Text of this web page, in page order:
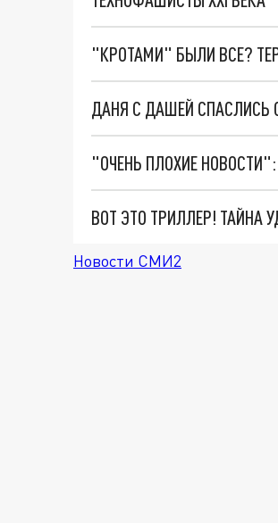
"КРОТАМИ" БЫЛИ ВСЕ?
ДАНЯ С ДАШЕЙ СПАСЛИСЬ
ВОТ ЭТО ТРИЛЛЕР! ТАЙНА
Новости СМИ2